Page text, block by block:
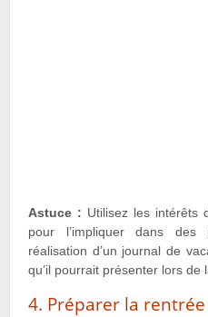
Astuce : Utilisez les intérêts
pour l’impliquer dans des
réalisation d’un journal de
qu’il pourrait présenter lors de
4. Préparer la